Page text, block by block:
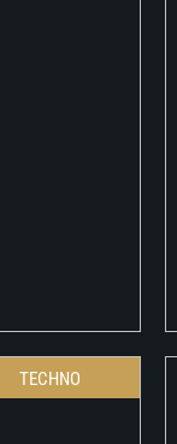
TECHNO